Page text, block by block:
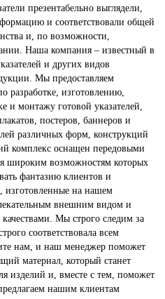
презентабельно выглядели,
и соответствовали общей
и, по возможности,
Наша компания – известный в
и других видов
Мы предоставляем
разработке, изготовлению,
и монтажу готовой указателей,
постеров, баннеров и
различных форм, конструкций
комплекс оснащен передовыми
широким возможностям которых
фантазию клиентов и
изготовленные на нашем
внешним видом и
Мы строго следим за
соответствовала всем
нам, и наш менеджер поможет
материал, который станет
изделий и, вместе с тем, поможет
нашим клиентам